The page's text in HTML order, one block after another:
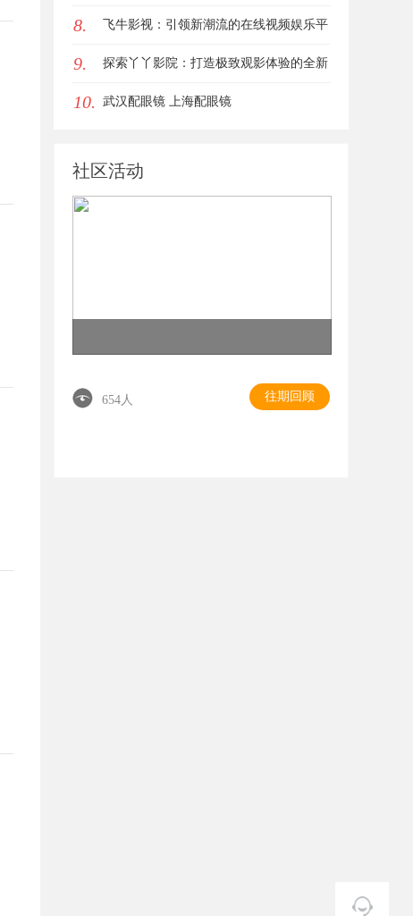
首选平台详解
8. 飞牛影视：引领新潮流的在线视频娱乐平
台全面解析
9. 探索丫丫影院：打造极致观影体验的全新
影视平台
10. 武汉配眼镜 上海配眼镜
社区活动
654人 往期回顾